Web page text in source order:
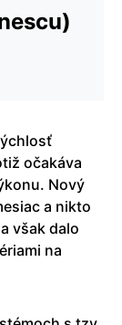
očakáva
Nový
a nikto
však dalo
na